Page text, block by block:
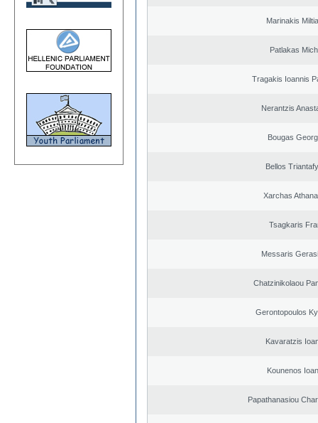
Marinakis
Patlakas
Tragakis Ioannis
Nerantzis
Bougas
Bellos
Xarchas
Tsagkaris
Messaris
Chatzinikolaou
Gerontopoulos
Kavaratzis
Kounenos
Papathanasiou